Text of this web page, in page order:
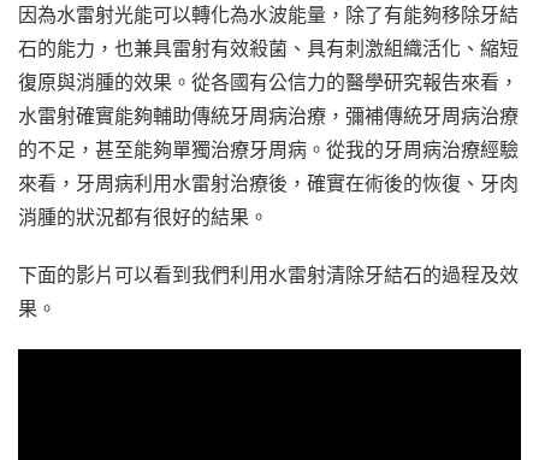
因為水雷射光能可以轉化為水波能量，除了有能夠移除牙結
石的能力，也兼具雷射有效殺菌、具有刺激組織活化、縮短
復原與消腫的效果。從各國有公信力的醫學研究報告來看，
水雷射確實能夠輔助傳統牙周病治療，彌補傳統牙周病治療
的不足，甚至能夠單獨治療牙周病。從我的牙周病治療經驗
來看，牙周病利用水雷射治療後，確實在術後的恢復、牙肉
消腫的狀況都有很好的結果。
下面的影片可以看到我們利用水雷射清除牙結石的過程及效
果。